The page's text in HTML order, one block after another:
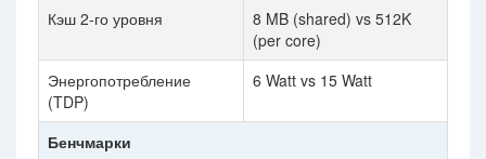
Кэш 2-го уровня
8 MB (shared) vs 512K
(per core)
Энергопотребление
(TDP)
6 Watt vs 15 Watt
Бенчмарки